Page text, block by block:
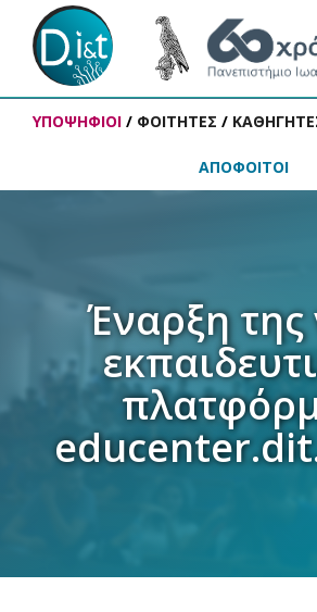
ΥΠΟΨΗΦΙΟΙ / ΦΟΙΤΗΤΕΣ /
ΑΠΟΦΟΙΤΟΙ
Έναρξη της